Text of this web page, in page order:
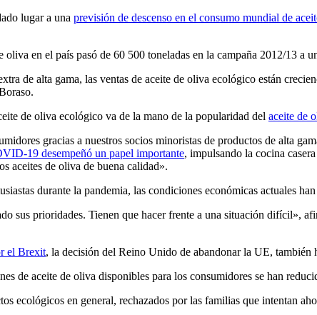
lugar a una previsión de descenso en el consumo mundial de
en el país pasó de 60 500 toneladas en la campaña 2012/13 a
de alta gama, las ventas de aceite de oliva ecológico están
de oliva ecológico va de la mano de la popularidad del aceite de
gracias a nuestros socios minoristas de productos de alta
19 desempeñó un papel importante, impulsando la cocina
aceites de oliva de buena calidad».
durante la pandemia, las condiciones económicas actuales
sus prioridades. Tienen que hacer frente a una situación difícil»,
el Brexit, la decisión del Reino Unido de abandonar la UE,
de aceite de oliva disponibles para los consumidores se han
ecológicos en general, rechazados por las familias que intentan